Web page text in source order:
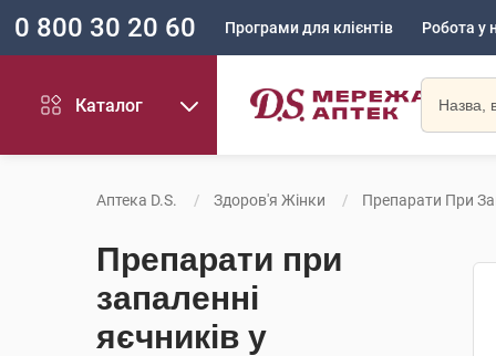
0 800 30 20 60 Програми для клієнтів Робота у
Каталог
Аптека D.S. Здоров'я Жінки Препарати При
Препарати при
запаленні
яєчників у